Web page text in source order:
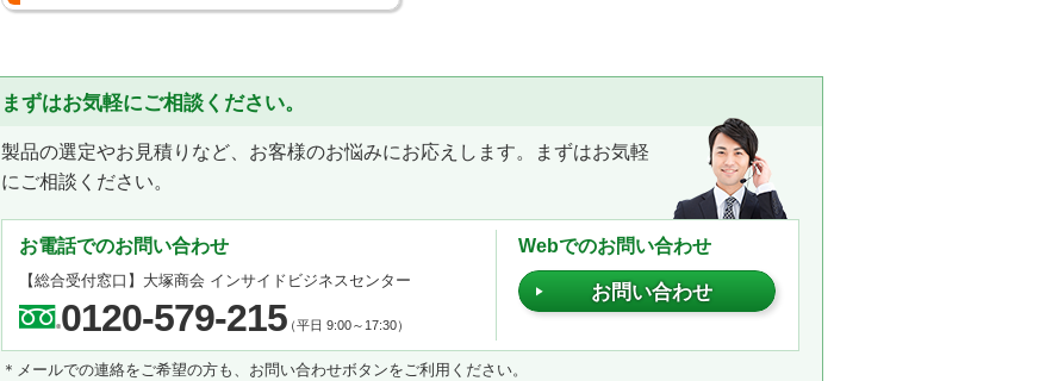
まずはお気軽にご相談ください。
製品の選定やお見積りなど、お客様のお悩みにお応えします。まずはお気軽
にご相談ください。
お電話でのお問い合わせ
【総合受付窓口】 大塚商会 インサイドビジネスセンター
0120-579-215（平日 9:00～17:30）
Webでのお問い合わせ
お問い合わせ
＊メールでの連絡をご希望の方も、お問い合わせボタンをご利用ください。